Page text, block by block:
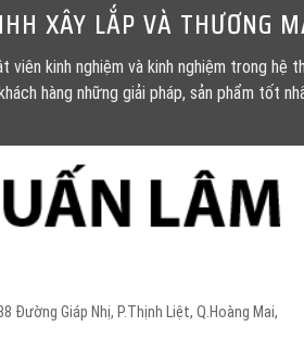
XÂY LẮP VÀ THƯƠNG
viên kinh nghiệm và kinh nghiệm trong hệ
hàng những giải pháp, sản phẩm tốt
Đường Giáp Nhị, P.Thịnh Liệt, Q.Hoàng Mai,